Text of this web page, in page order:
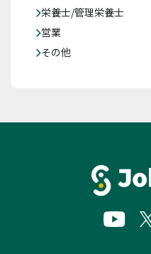
栄養士/管理栄養士
営業
その他